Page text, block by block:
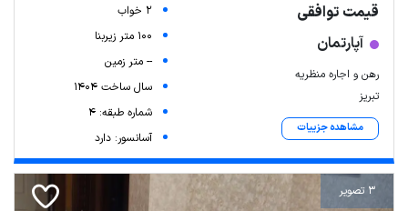
قیمت توافقی
آپارتمان
رهن و اجاره منظریه
تبریز
مشاهده جزییات
2 خواب
100 متر زیربنا
-- متر زمین
سال ساخت 1404
شماره طبقه: 4
آسانسور: دارد
3 تصویر